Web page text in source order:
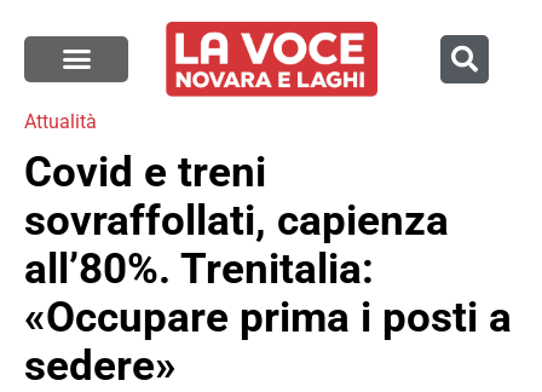
Attualità
Covid e treni
sovraffollati, capienza
all’80%. Trenitalia:
«Occupare prima i posti a
sedere»